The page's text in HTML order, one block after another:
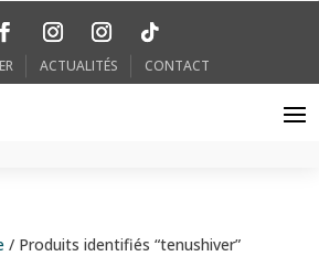
ACTUALITÉS CONTACT
/ Produits identifiés “tenushiver”